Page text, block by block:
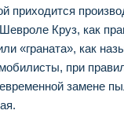
приходится
Круз, как
«граната», как
при
замене